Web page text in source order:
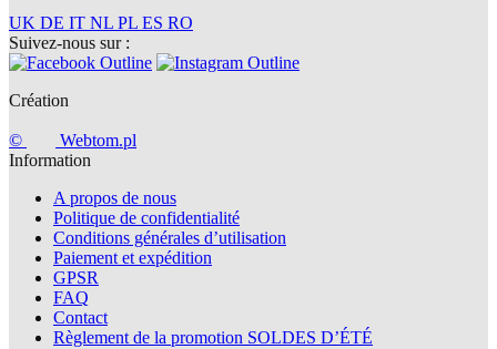
UK DE IT NL PL ES RO
Suivez-nous sur :
Création
©
Webtom.pl
Information
A propos de nous
Politique de confidentialité
Conditions générales d’utilisation
Paiement et expédition
GPSR
FAQ
Contact
Règlement de la promotion SOLDES D’ÉTÉ